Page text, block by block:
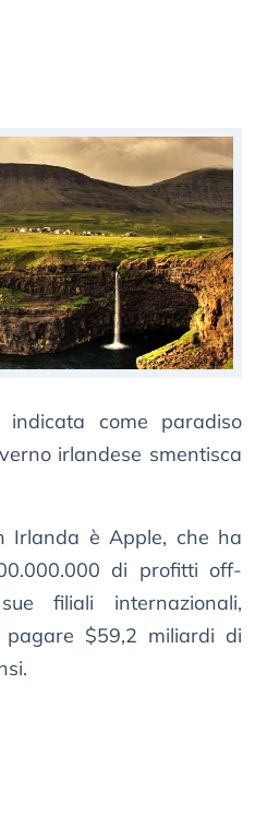
indicata come paradiso
irlandese smentisca
Irlanda è Apple, che ha
di profitti off-
filiali internazionali,
$59,2 miliardi di